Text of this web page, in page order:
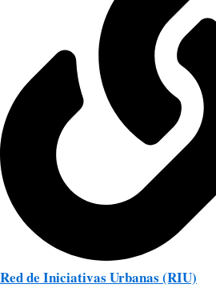
Red de Iniciativas Urbanas (RIU)